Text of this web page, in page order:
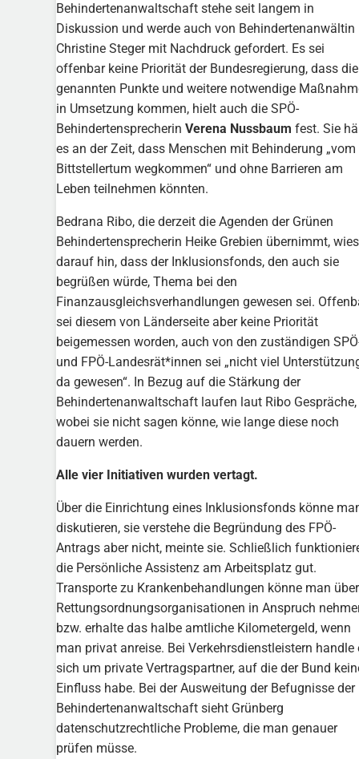
Behindertenanwaltschaft stehe seit langem in
Diskussion und werde auch von Behindertenanwältin
Christine Steger mit Nachdruck gefordert. Es sei
offenbar keine Priorität der Bundesregierung, dass die
genannten Punkte und weitere notwendige
in Umsetzung kommen, hielt auch die SPÖ-
Behindertensprecherin Verena Nussbaum fest. Sie
es an der Zeit, dass Menschen mit Behinderung „vom
Bittstellertum wegkommen“ und ohne Barrieren am
Leben teilnehmen könnten.
Bedrana Ribo, die derzeit die Agenden der Grünen
Behindertensprecherin Heike Grebien übernimmt, wies
darauf hin, dass der Inklusionsfonds, den auch sie
begrüßen würde, Thema bei den
Finanzausgleichsverhandlungen gewesen sei.
sei diesem von Länderseite aber keine Priorität
beigemessen worden, auch von den zuständigen
und FPÖ-Landesrät*innen sei „nicht viel
da gewesen“. In Bezug auf die Stärkung der
Behindertenanwaltschaft laufen laut Ribo Gespräche,
wobei sie nicht sagen könne, wie lange diese noch
dauern werden.
Alle vier Initiativen wurden vertagt.
Über die Einrichtung eines Inklusionsfonds könne
diskutieren, sie verstehe die Begründung des FPÖ-
Antrags aber nicht, meinte sie. Schließlich
die Persönliche Assistenz am Arbeitsplatz gut.
Transporte zu Krankenbehandlungen könne man über
Rettungsordnungsorganisationen in Anspruch
bzw. erhalte das halbe amtliche Kilometergeld, wenn
man privat anreise. Bei Verkehrsdienstleistern handle
sich um private Vertragspartner, auf die der Bund
Einfluss habe. Bei der Ausweitung der Befugnisse der
Behindertenanwaltschaft sieht Grünberg
datenschutzrechtliche Probleme, die man genauer
prüfen müsse.